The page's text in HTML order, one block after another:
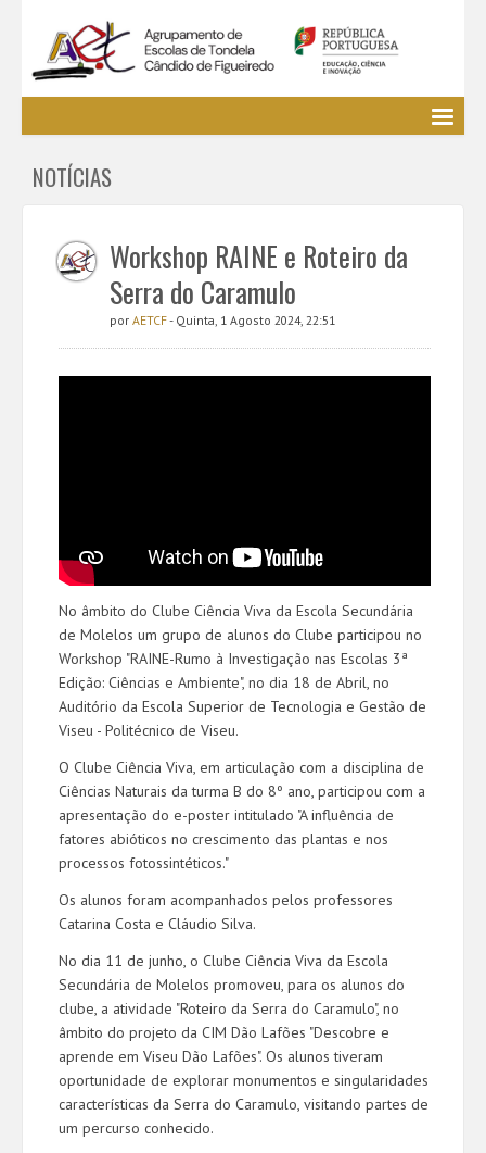
EE / Alunos
Cursos Profissionais
Bibliotecas
Media AETCF
Legislação
Utilizador não identificado. (Entrar)
NOTÍCIAS
Workshop RAINE e Roteiro da
Serra do Caramulo
por AETCF- Quinta, 1 Agosto 2024, 22:51
No âmbito do Clube Ciência Viva da Escola Secundária
de Molelos um grupo de alunos do Clube participou no
Workshop "RAINE-Rumo à Investigação nas Escolas 3ª
Edição: Ciências e Ambiente", no dia 18 de Abril, no
Auditório da Escola Superior de Tecnologia e Gestão de
Viseu - Politécnico de Viseu.
O Clube Ciência Viva, em articulação com a disciplina de
Ciências Naturais da turma B do 8º ano, participou com a
apresentação do e-poster intitulado "A influência de
fatores abióticos no crescimento das plantas e nos
processos fotossintéticos."
Os alunos foram acompanhados pelos professores
Catarina Costa e Cláudio Silva.
No dia 11 de junho, o Clube Ciência Viva da Escola
Secundária de Molelos promoveu, para os alunos do
clube, a atividade "Roteiro da Serra do Caramulo", no
âmbito do projeto da CIM Dão Lafões "Descobre e
aprende em Viseu Dão Lafões". Os alunos tiveram
oportunidade de explorar monumentos e singularidades
características da Serra do Caramulo, visitando partes de
um percurso conhecido.